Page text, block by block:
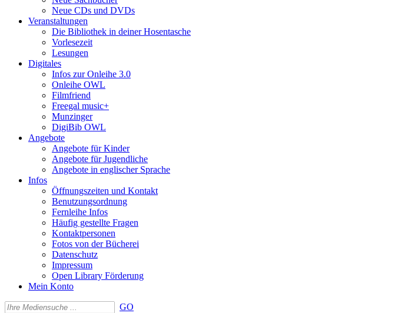
Neue CDs und DVDs
Veranstaltungen
Die Bibliothek in deiner Hosentasche
Vorlesezeit
Lesungen
Digitales
Infos zur Onleihe 3.0
Onleihe OWL
Filmfriend
Freegal music+
Munzinger
DigiBib OWL
Angebote
Angebote für Kinder
Angebote für Jugendliche
Angebote in englischer Sprache
Infos
Öffnungszeiten und Kontakt
Benutzungsordnung
Fernleihe Infos
Häufig gestellte Fragen
Kontaktpersonen
Fotos von der Bücherei
Datenschutz
Impressum
Open Library Förderung
Mein Konto
GO